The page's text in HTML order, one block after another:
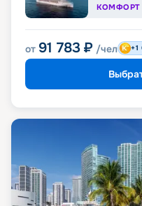
КОМФОРТ
от 91 783 ₽ /чел +1